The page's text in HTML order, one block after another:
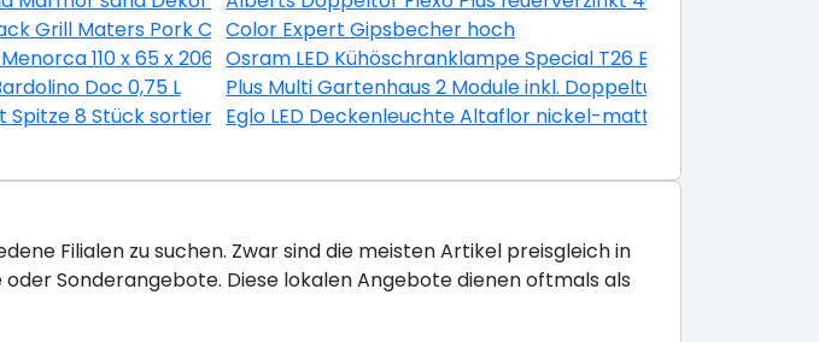
Grill Maters Pork Chop 3 StückColor Expert Gipsbecher hoch
110 x 65 x 206 cmOsram LED Kühöschranklampe Special T26 E14 2,3W
Doc 0,75 L
Plus Multi Gartenhaus 2 Module inkl. Doppeltür 10,5 m²
9148 Stück sortiert Eglo LED Deckenleuchte Altaflor nickel-matt 65 x 30 cm
Filialen zu suchen. Zwar sind die meisten Artikel preisgleich in
Sonderangebote. Diese lokalen Angebote dienen oftmals als